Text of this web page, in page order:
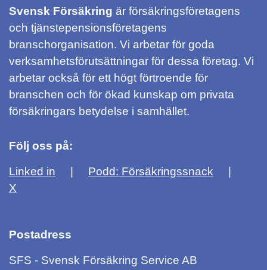
Svensk Försäkring är försäkringsföretagens
och tjänstepensionsföretagens
branschorganisation. Vi arbetar för goda
verksamhetsförutsättningar för dessa företag. Vi
arbetar också för ett högt förtroende för
branschen och för ökad kunskap om privata
försäkringars betydelse i samhället.
Följ oss på:
Linked in
Podd: Försäkringssnack
X
Postadress
SFS - Svensk Försäkring Service AB